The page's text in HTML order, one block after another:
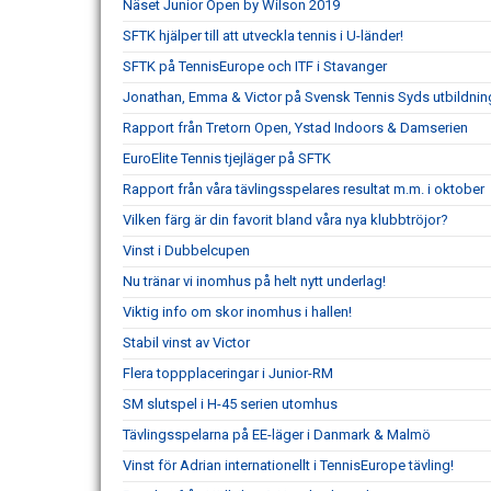
Näset Junior Open by Wilson 2019
SFTK hjälper till att utveckla tennis i U-länder!
SFTK på TennisEurope och ITF i Stavanger
Jonathan, Emma & Victor på Svensk Tennis Syds
Rapport från Tretorn Open, Ystad Indoors & Damserien
EuroElite Tennis tjejläger på SFTK
Rapport från våra tävlingsspelares resultat m.m. i oktober
Vilken färg är din favorit bland våra nya klubbtröjor?
Vinst i Dubbelcupen
Nu tränar vi inomhus på helt nytt underlag!
Viktig info om skor inomhus i hallen!
Stabil vinst av Victor
Flera toppplaceringar i Junior-RM
SM slutspel i H-45 serien utomhus
Tävlingsspelarna på EE-läger i Danmark & Malmö
Vinst för Adrian internationellt i TennisEurope tävling!